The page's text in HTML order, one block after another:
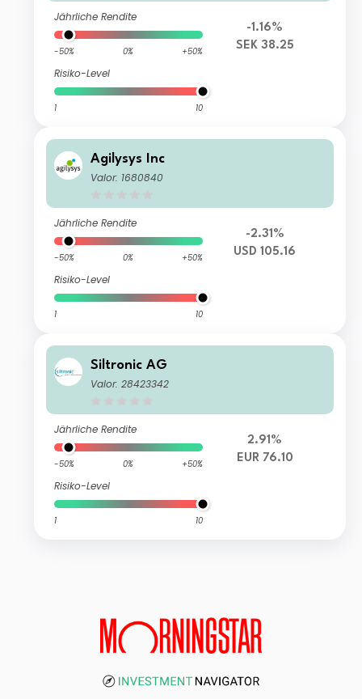
Jährliche Rendite
-50% 0% +50%
Risiko-Level
1 10
-1.16%
SEK 38.25
Agilysys Inc
Valor: 1680840
Jährliche Rendite
-50% 0% +50%
Risiko-Level
1 10
-2.31%
USD 105.16
Siltronic AG
Valor: 28423342
Jährliche Rendite
-50% 0% +50%
Risiko-Level
1 10
2.91%
EUR 76.10